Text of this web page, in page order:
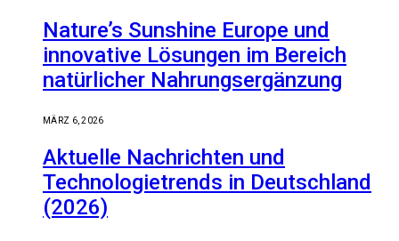
Nature’s Sunshine Europe und
innovative Lösungen im Bereich
natürlicher Nahrungsergänzung
MÄRZ 6, 2026
Aktuelle Nachrichten und
Technologietrends in Deutschland
(2026)